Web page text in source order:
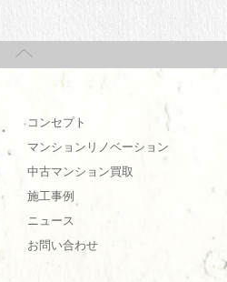
コンセプト
マンションリノベーション
中古マンション買取
施工事例
ニュース
お問い合わせ